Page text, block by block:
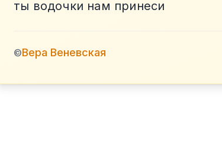
ты водочки нам принеси
©Вера Веневская